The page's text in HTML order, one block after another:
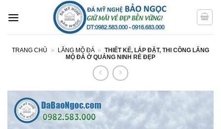
qua
TRANG CHỦ » LĂNG MỘ ĐÁ » THIẾT KẾ, LẮP ĐẶT, THI CÔNG LĂNG
MỘ ĐÁ Ở QUẢNG NINH RẺ ĐẸP